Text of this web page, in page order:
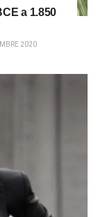
a 1.850
2020